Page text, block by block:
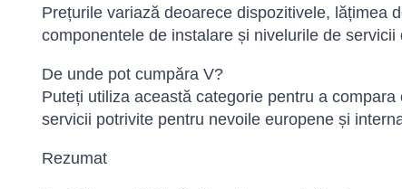
Prețurile variază deoarece dispozitivele, lățimea
componentele de instalare și nivelurile de
De unde pot cumpăra V?
Puteți utiliza această categorie pentru a
servicii potrivite pentru nevoile europene și
Rezumat